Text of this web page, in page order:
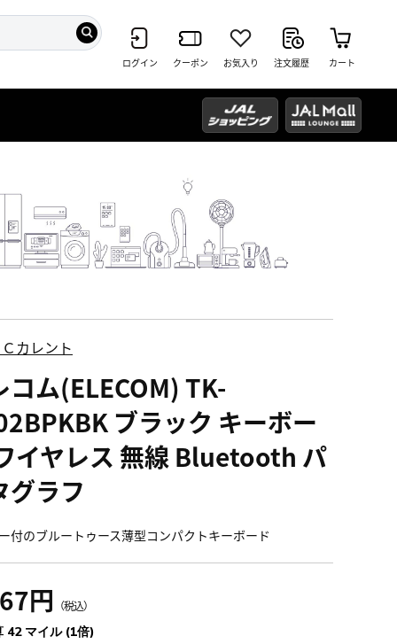
ログイン クーポン お気入り 注文履歴 カート
カレント
コム(ELECOM) TK-
ブラック キーボー
イヤレス 無線 Bluetooth パ
グラフ
付のブルートゥース薄型コンパクトキーボード
円 （税込）
42 マイル (1倍)